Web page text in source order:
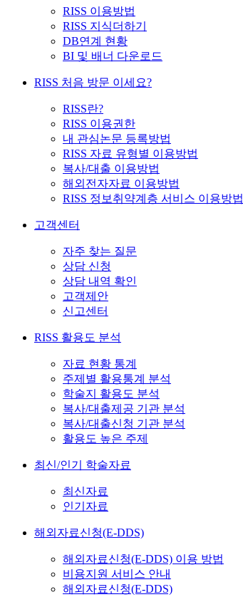
RISS 이용방법
RISS 지식더하기
DB연계 현황
BI 및 배너 다운로드
RISS 처음 방문 이세요?
RISS란?
RISS 이용권한
내 관심논문 등록방법
RISS 자료 유형별 이용방법
복사/대출 이용방법
해외전자자료 이용방법
RISS 정보취약계층 서비스 이용방법
고객센터
자주 찾는 질문
상담 신청
상담 내역 확인
고객제안
신고센터
RISS 활용도 분석
자료 현황 통계
주제별 활용통계 분석
학술지 활용도 분석
복사/대출제공 기관 분석
복사/대출신청 기관 분석
활용도 높은 주제
최신/인기 학술자료
최신자료
인기자료
해외자료신청(E-DDS)
해외자료신청(E-DDS) 이용 방법
비용지원 서비스 안내
해외자료신청(E-DDS)